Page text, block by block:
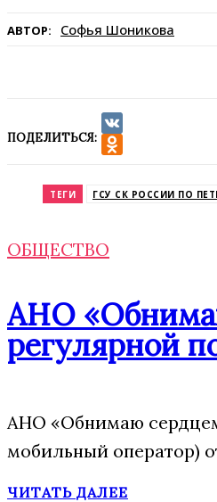
АВТОР: Софья Шоникова
ПОДЕЛИТЬСЯ:
VK
ТЕГИ ГСУ СК РОССИИ ПО
ОБЩЕСТВО
АНО
регулярной
АНО «Обнимаю
мобильный оператор)
ЧИТАТЬ ДАЛЕЕ